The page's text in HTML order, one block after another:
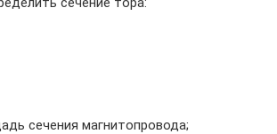
сечения магнитопровода;